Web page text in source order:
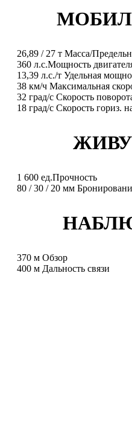
26,89 / 27 т Масса/
360 л.с.Мощность
13,39 л.с./т Удельная
38 км/ч Максимальная
32 град/с Скорость
18 град/с Скорость гориз.
1 600 ед.Прочность
80 /30 / 20 мм
370 м Обзор
400 м Дальность связи